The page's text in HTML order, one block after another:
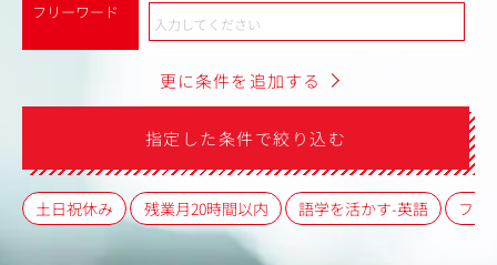
フリーワード
更に条件を追加する
指定した条件で絞り込む
土日祝休み 残業月20時間以内 語学を活かす-英語 フレ